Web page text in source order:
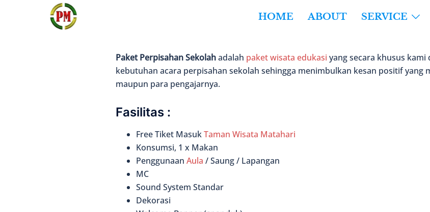
HOME ABOUT SERVICE
Paket Perpisahan Sekolahadalah paket wisata edukasi yang secara khusus kami
kebutuhan acara perpisahan sekolah sehingga menimbulkan kesan positif yang
maupun para pengajarnya.
Fasilitas :
Free Tiket MasukTaman Wisata Matahari
Konsumsi, 1 x Makan
Penggunaan Aula / Saung / Lapangan
MC
Sound System Standar
Dekorasi